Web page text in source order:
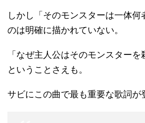
しかし「そのモンスターは一体何
のは明確に描かれていない。
「なぜ主人公はそのモンスターを
ということさえも。
サビにこの曲で最も重要な歌詞が